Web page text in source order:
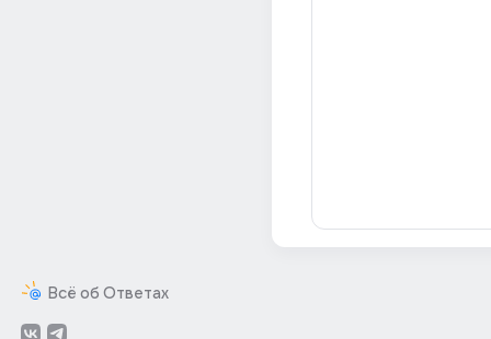
Всё об Ответах